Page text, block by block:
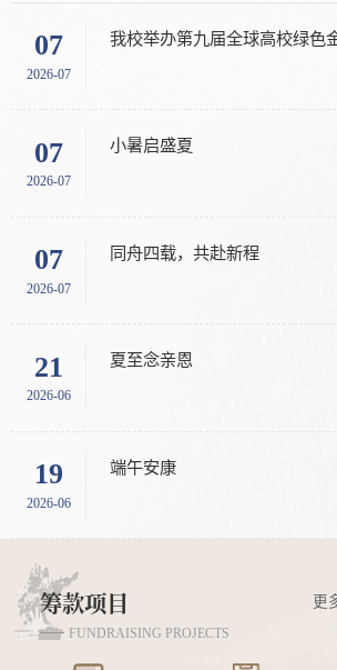
07
2026-07
我校举办第九届全球高校绿色
07
2026-07
小暑启盛夏
07
2026-07
同舟四载，共赴新程
21
2026-06
夏至念亲恩
19
2026-06
端午安康
得税法》及《中华人民共和国企业所得税法
有关规定，按照《财政部 税务总局 民政部关
年...
05
2026-08
关于科研基金项目转拨经费的
03
2026-08
14
2026-07
19
2026-03
中央财经大学教育基金会存款
04
2026-03
筹款项目
FUNDRAISING PROJECTS
更
展。
奖学金旨在奖励在学习、科研、社会实
面取得突出成就的优秀在校学生，增强
未来走向社会做好充分的知识与能力储
助学金
人...